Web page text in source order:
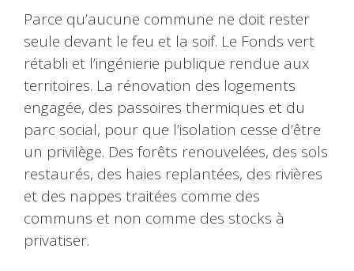
Parce qu’aucune commune ne doit rester
seule devant le feu et la soif. Le Fonds vert
rétabli et l’ingénierie publique rendue aux
territoires. La rénovation des logements
engagée, des passoires thermiques et du
parc social, pour que l’isolation cesse d’être
un privilège. Des forêts renouvelées, des sols
restaurés, des haies replantées, des rivières
et des nappes traitées comme des
communs et non comme des stocks à
privatiser.